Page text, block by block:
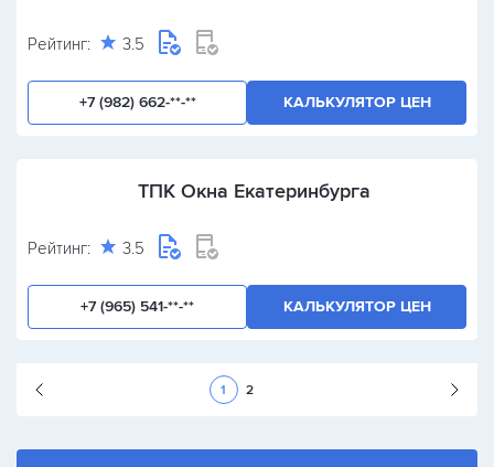
Рейтинг: 3.5
+7 (982) 662-**-** КАЛЬКУЛЯТОР ЦЕН
ТПК Окна Екатеринбурга
Рейтинг: 3.5
+7 (965) 541-**-** КАЛЬКУЛЯТОР ЦЕН
1 2
Следующая